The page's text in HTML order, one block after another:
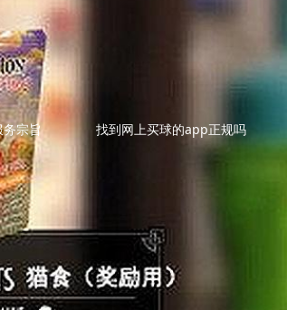
务宗旨 找到网上买球的app正规吗